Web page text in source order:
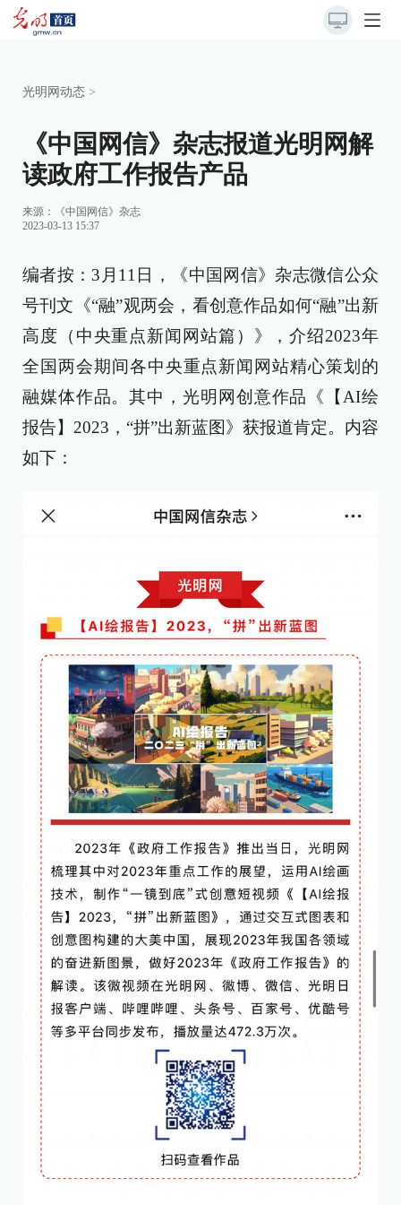
光明网动态 >
《中国网信》杂志报道光明网解
读政府工作报告产品
来源：
《中国网信》杂志
2023-03-13 15:37
编者按：3月11日，《中国网信》杂志微信公众
号刊文《“融”观两会，看创意作品如何“融”出新
高度（中央重点新闻网站篇） 》，介绍2023年
全国两会期间各中央重点新闻网站精心策划的
融媒体作品。其中，光明网创意作品《【AI绘
报告】2023，“拼”出新蓝图》获报道肯定。内容
如下：